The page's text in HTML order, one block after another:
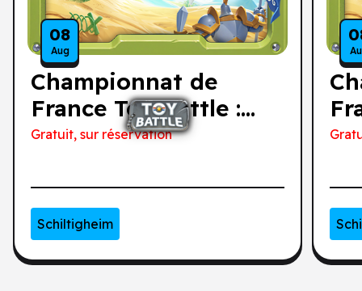
08
Aug
Championnat de
France Toy Battle :
tournoi de
Gratuit, sur réservation
Schiltigheim